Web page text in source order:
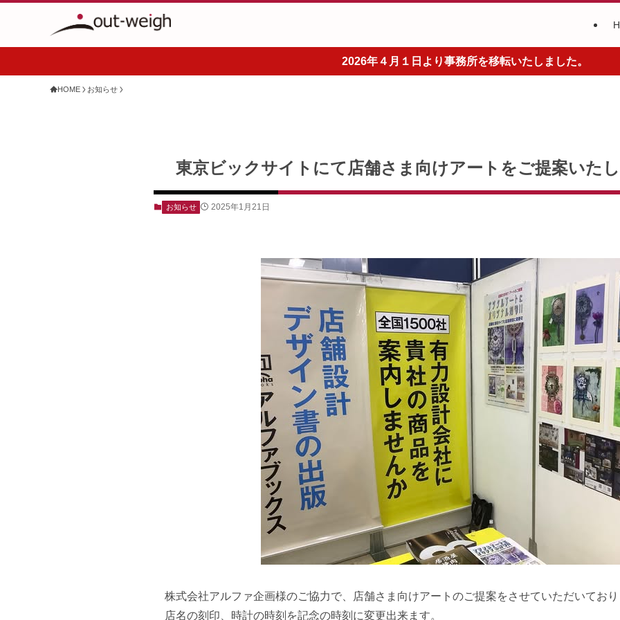
2026年４月１日より事務所を移転いたしました。
HOME お知らせ
東京ビックサイトにて店舗さま向けアートをご提案いた
お知らせ 2025年1月21日
株式会社アルファ企画様のご協力で、店舗さま向けアートのご提案をさせていただいてお
店名の刻印、時計の時刻を記念の時刻に変更出来ます。